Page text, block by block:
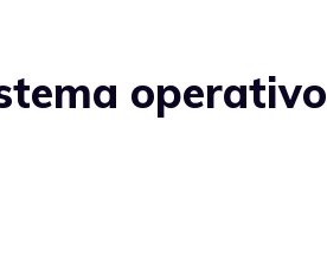
operativo